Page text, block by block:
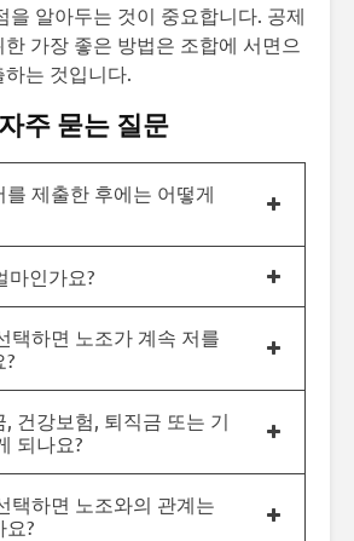
을 알아두는 것이 중요합니다. 공제
가장 좋은 방법은 조합에 서면으
하는 것입니다.
자주 묻는 질문
를 제출한 후에는 어떻게
마인가요?
택하면 노조가 계속 저를
?
건강보험, 퇴직금 또는 기
되나요?
택하면 노조와의 관계는
요?